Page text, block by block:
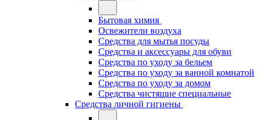
Бытовая химия
Освежители воздуха
Средства для мытья посуды
Средства и аксессуары для обуви
Средства по уходу за бельем
Средства по уходу за ванной комнатой
Средства по уходу за домом
Средства чистящие специальные
Средства личной гигиены